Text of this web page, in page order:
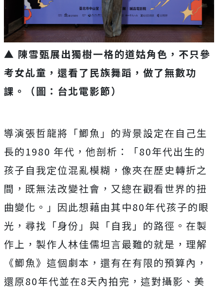
▲ 陳雪甄展出獨樹一格的道姑角色，不只參
考女乩童，還看了民族舞蹈，做了無數功
課。（圖：台北電影節）
導演張哲龍將「鯽魚」的背景設定在自己生
長的1980 年代，他剖析：「80年代出生的
孩子自我定位混亂模糊， 像夾在歷史轉折之
間，既無法改變社會， 又總在觀看世界的扭
曲變化。」 因此想藉由其中80年代孩子的眼
光，尋找「身份」與「自我」 的路徑。在製
作上，製作人林佳儒坦言最難的就是，理解
《鯽魚》 這個劇本，還有在有限的預算內，
還原80年代並在8天內拍完， 這對攝影、美